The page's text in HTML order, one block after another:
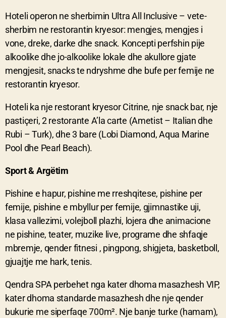
Hoteli operon ne sherbimin Ultra All Inclusive – vete-
sherbim ne restorantin kryesor: mengjes, mengjes i
vone, dreke, darke dhe snack. Koncepti perfshin pije
alkoolike dhe jo-alkoolike lokale dhe akullore gjate
mengjesit, snacks te ndryshme dhe bufe per femije ne
restorantin kryesor.
Hoteli ka nje restorant kryesor Citrine, nje snack bar, nje
pastiçeri, 2 restorante A’la carte (Ametist – Italian dhe
Rubi – Turk), dhe 3 bare (Lobi Diamond, Aqua Marine
Pool dhe Pearl Beach).
Sport & Argëtim
Pishine e hapur, pishine me rreshqitese, pishine per
femije, pishine e mbyllur per femije, gjimnastike uji,
klasa vallezimi, volejboll plazhi, lojera dhe animacione
ne pishine, teater, muzike live, programe dhe shfaqje
mbremje, qender fitnesi , pingpong, shigjeta, basketboll,
gjuajtje me hark, tenis.
Qendra SPA perbehet nga kater dhoma masazhesh VIP,
kater dhoma standarde masazhesh dhe nje qender
bukurie me siperfaqe 700m². Nje banje turke (hamam),